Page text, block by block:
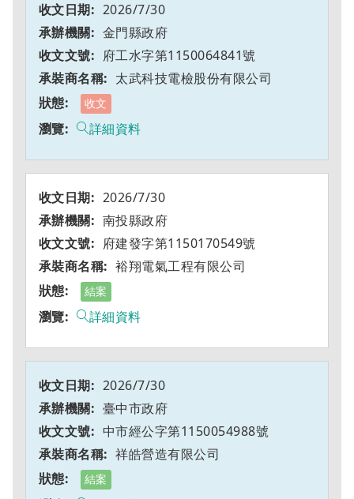
2026/7/30
金門縣政府
府工水字第1150064841號
太武科技電檢股份有限公司
收文
詳細資料
2026/7/30
南投縣政府
府建發字第1150170549號
裕翔電氣工程有限公司
結案
詳細資料
2026/7/30
臺中市政府
中市經公字第1150054988號
祥皓營造有限公司
結案